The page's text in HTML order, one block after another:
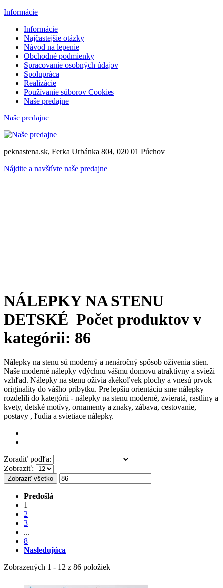
Informácie
Informácie
Najčastejšie otázky
Návod na lepenie
Obchodné podmienky
Spracovanie osobných údajov
Spolupráca
Realizácie
Používanie súborov Cookies
Naše predajne
Naše predajne
peknastena.sk, Ferka Urbánka 804, 020 01 Púchov
Nájdite a navštívte naše predajne
NÁLEPKY NA STENU
DETSKÉ Počet produktov v
kategórii: 86
Nálepky na stenu sú moderný a nenáročný spôsob oživenia stien.
Naše moderné nálepky vdýchnu vášmu domovu atraktívny a svieži
vzhľad. Nálepky na stenu oživia akékoľvek plochy a vnesú prvok
originality do vášho príbytku. Pre lepšiu orientáciu sme nálepky
rozdelili do kategórii - nálepky na stenu moderné, zvieratá, rastliny a
kvety, detské motívy, ornamenty a znaky, zábava, cestovanie,
postavy , ľudia a svietiace nálepky.
Zoradiť podľa:
Zobraziť:
Zobraziť všetko
Predošlá
1
2
3
...
8
Nasledujúca
Zobrazených 1 - 12 z 86 položiek